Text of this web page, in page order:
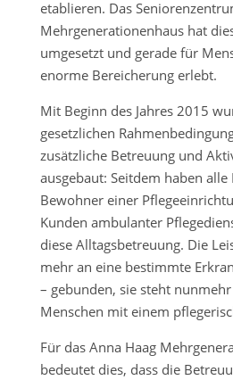
etablieren. Das
Mehrgenerationenhaus hat
umgesetzt und gerade für
enorme Bereicherung erlebt.
Mit Beginn des Jahres 2015
gesetzlichen
zusätzliche Betreuung und
ausgebaut: Seitdem haben
Bewohner einer
Kunden ambulanter
diese Alltagsbetreuung. Die
mehr an eine bestimmte
– gebunden, sie steht
Menschen mit einem
Für das Anna Haag
bedeutet dies, dass die